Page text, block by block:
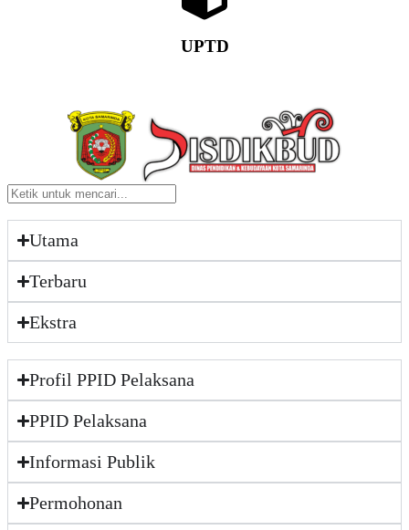
UPTD
Utama
Terbaru
Ekstra
Profil PPID Pelaksana
PPID Pelaksana
Informasi Publik
Permohonan